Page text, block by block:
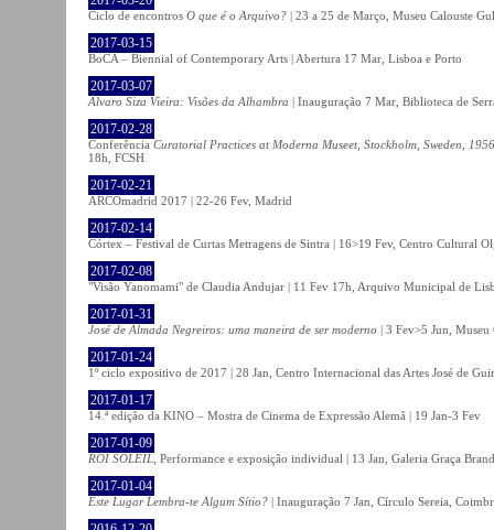
Ciclo de encontros O que é o Arquivo? | 23 a 25 de Março, Museu Calouste
2017-03-15
BoCA – Biennial of Contemporary Arts | Abertura 17 Mar, Lisboa e Porto
2017-03-07
Álvaro Siza Vieira: Visões da Alhambra | Inauguração 7 Mar, Biblioteca de
2017-02-28
Conferência Curatorial Practices at Moderna Museet, Stockholm, Sweden,
18h, FCSH
2017-02-21
ARCOmadrid 2017 | 22-26 Fev, Madrid
2017-02-14
Córtex – Festival de Curtas Metragens de Sintra | 16>19 Fev, Centro Cultural
2017-02-08
"Visão Yanomami" de Claudia Andujar | 11 Fev 17h, Arquivo Municipal de
2017-01-31
José de Almada Negreiros: uma maneira de ser moderno | 3 Fev>5 Jun,
2017-01-24
1º ciclo expositivo de 2017 | 28 Jan, Centro Internacional das Artes José de
2017-01-17
14.ª edição da KINO – Mostra de Cinema de Expressão Alemã | 19 Jan-3 Fev
2017-01-09
ROI SOLEIL , Performance e exposição individual | 13 Jan, Galeria Graça
2017-01-04
Este Lugar Lembra-te Algum Sítio? | Inauguração 7 Jan, Círculo Sereia,